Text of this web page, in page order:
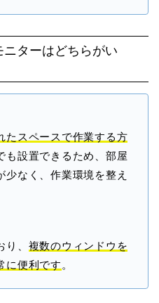
ターはどちらがい
たスペースで作業する方
も設置できるため、部屋
なく、作業環境を整え
、 複数のウィンドウを
に便利です 。